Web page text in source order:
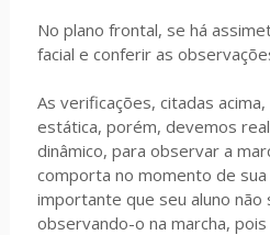
No plano frontal, se há
facial e conferir as
As verificações, citadas
estática, porém, devemos
dinâmico, para observar a
comporta no momento de sua
importante que seu aluno não
observando-o na marcha,